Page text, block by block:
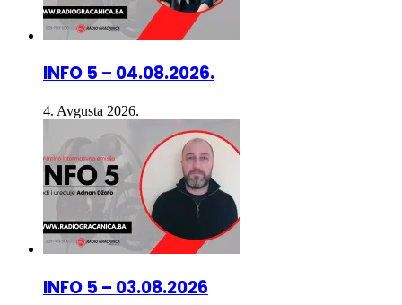
INFO 5 – 04.08.2026.
4. Avgusta 2026.
INFO 5 – 03.08.2026
3. Avgusta 2026.